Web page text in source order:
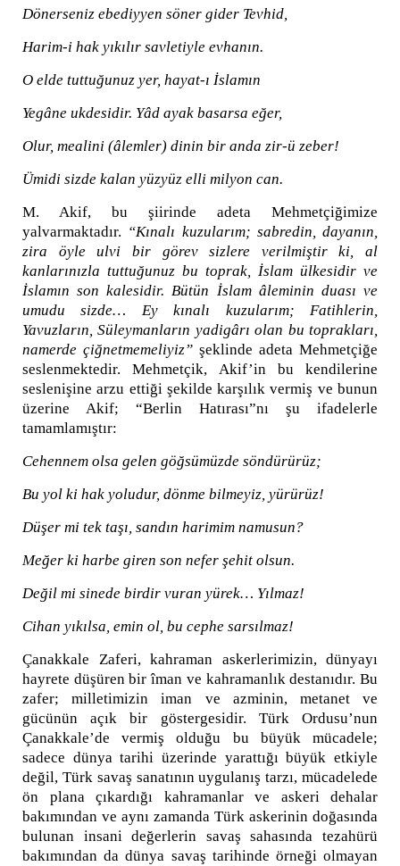
Dönerseniz ebediyyen söner gider Tevhid,
Harim-i hak yıkılır savletiyle evhanın.
O elde tuttuğunuz yer, hayat-ı İslamın
Yegâne ukdesidir. Yâd ayak basarsa eğer,
Olur, mealini (âlemler) dinin bir anda zir-ü zeber!
Ümidi sizde kalan yüzyüz elli milyon can.
M. Akif, bu şiirinde adeta Mehmetçiğimize
yalvarmaktadır. “Kınalı kuzularım; sabredin, dayanın,
zira öyle ulvi bir görev sizlere verilmiştir ki, al
kanlarınızla tuttuğunuz bu toprak, İslam ülkesidir ve
İslamın son kalesidir. Bütün İslam âleminin duası ve
umudu sizde… Ey kınalı kuzularım; Fatihlerin,
Yavuzların, Süleymanların yadigârı olan bu toprakları,
namerde çiğnetmemeliyiz” şeklinde adeta Mehmetçiğe
seslenmektedir. Mehmetçik, Akif’in bu kendilerine
seslenişine arzu ettiği şekilde karşılık vermiş ve bunun
üzerine Akif; “Berlin Hatırası”nı şu ifadelerle
tamamlamıştır:
Cehennem olsa gelen göğsümüzde söndürürüz;
Bu yol ki hak yoludur, dönme bilmeyiz, yürürüz!
Düşer mi tek taşı, sandın harimim namusun?
Meğer ki harbe giren son nefer şehit olsun.
Değil mi sinede birdir vuran yürek… Yılmaz!
Cihan yıkılsa, emin ol, bu cephe sarsılmaz!
Çanakkale Zaferi, kahraman askerlerimizin, dünyayı
hayrete düşüren bir îman ve kahramanlık destanıdır. Bu
zafer; milletimizin iman ve azminin, metanet ve
gücünün açık bir göstergesidir. Türk Ordusu’nun
Çanakkale’de vermiş olduğu bu büyük mücadele;
sadece dünya tarihi üzerinde yarattığı büyük etkiyle
değil, Türk savaş sanatının uygulanış tarzı, mücadelede
ön plana çıkardığı kahramanlar ve askeri dehalar
bakımından ve aynı zamanda Türk askerinin doğasında
bulunan insani değerlerin savaş sahasında tezahürü
bakımından da dünya savaş tarihinde örneği olmayan